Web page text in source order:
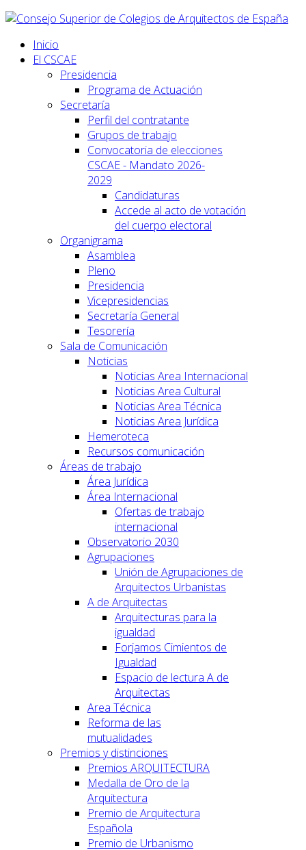
Inicio
El CSCAE
Presidencia
Programa de Actuación
Secretaría
Perfil del contratante
Grupos de trabajo
Convocatoria de elecciones
CSCAE - Mandato 2026-
2029
Candidaturas
Accede al acto de votación
del cuerpo electoral
Organigrama
Asamblea
Pleno
Presidencia
Vicepresidencias
Secretaría General
Tesorería
Sala de Comunicación
Noticias
Noticias Area Internacional
Noticias Area Cultural
Noticias Area Técnica
Noticias Area Jurídica
Hemeroteca
Recursos comunicación
Áreas de trabajo
Área Jurídica
Área Internacional
Ofertas de trabajo
internacional
Observatorio 2030
Agrupaciones
Unión de Agrupaciones de
Arquitectos Urbanistas
A de Arquitectas
Arquitecturas para la
igualdad
Forjamos Cimientos de
Igualdad
Espacio de lectura A de
Arquitectas
Area Técnica
Reforma de las
mutualidades
Premios y distinciones
Premios ARQUITECTURA
Medalla de Oro de la
Arquitectura
Premio de Arquitectura
Española
Premio de Urbanismo